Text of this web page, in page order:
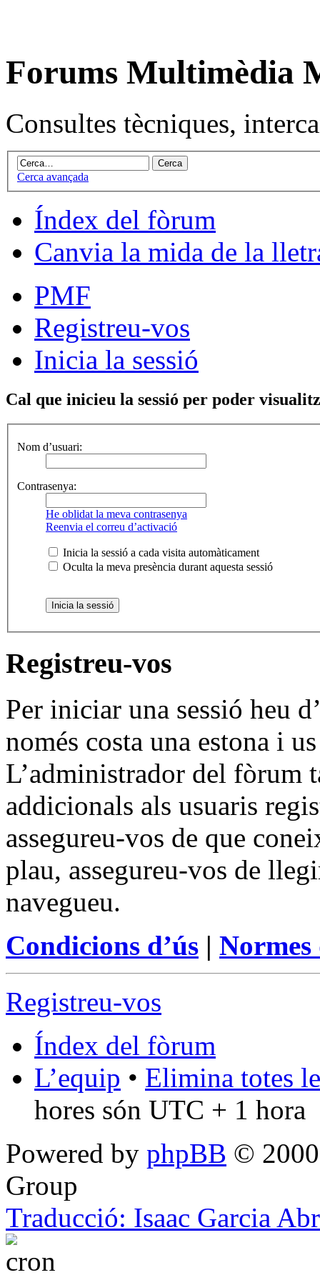
Forums Multimèdia
Consultes tècniques,
Cerca avançada
Índex del fòrum
Canvia la mida de la
PMF
Registreu-vos
Inicia la sessió
Cal que inicieu la sessió per poder
Nom d’usuari:
Contrasenya:
He oblidat la meva contrasenya
Reenvia el correu d’activació
Inicia la sessió a cada visita automàticament
Oculta la meva presència durant aquesta sessió
Registreu-vos
Per iniciar una sessió heu
només costa una estona i
L’administrador del fòrum
addicionals als usuaris
assegureu-vos de que
plau, assegureu-vos de
navegueu.
Condicions d’ús | Normes
Registreu-vos
Índex del fòrum
L’equip • Elimina totes
hores són UTC + 1 hora
Powered by phpBB ©
Group
Traducció: Isaac Garcia